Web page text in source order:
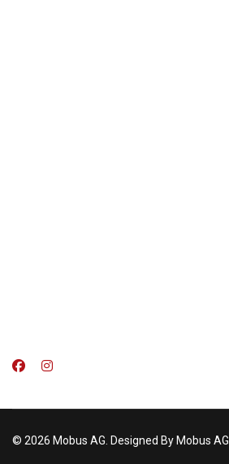
© 2026 Mobus AG. Designed By Mobus AG